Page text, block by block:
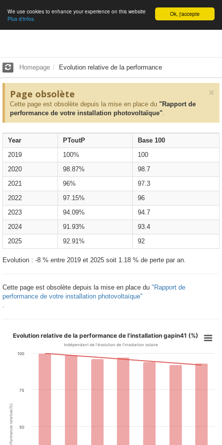
English Ok, j'accepte
We use cookies to enhance your experience on this website
Plus d'infos.
Homepage Evolution relative de la performance
×
Page obsolète
Cette page est obsolète depuis la mise en place du "Rapport de
performance de votre installation photovoltaïque".
Year PToutP
Base 100
2019
100%
100
2020
98.87%
98.7
2021
96%
97.3
2022
97.15%
96
2023
94.09%
94.7
2024
91.93%
93.4
2025
92.91% 92
Evolution : -8 % entre 2019 et 2025 soit 1.18 % de perte par an.
Cette page est obsolète depuis la mise en place du "Rapport de
performance de votre installation photovoltaïque"
Performance relative(%)
Evolution relative de la performance de l'installation gapin41 (%)
Indépendant de l'évolution de l'irradiation solaire
50
75
100